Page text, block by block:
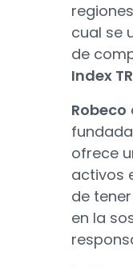
cual se
de
Index
Robeco
ofrece
activos
de
en la